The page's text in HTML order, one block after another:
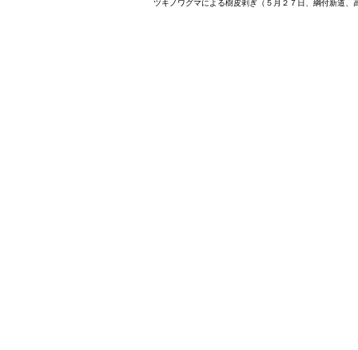
ツキノワグマによる樹皮剥ぎ（５月２７日、綱付新道、